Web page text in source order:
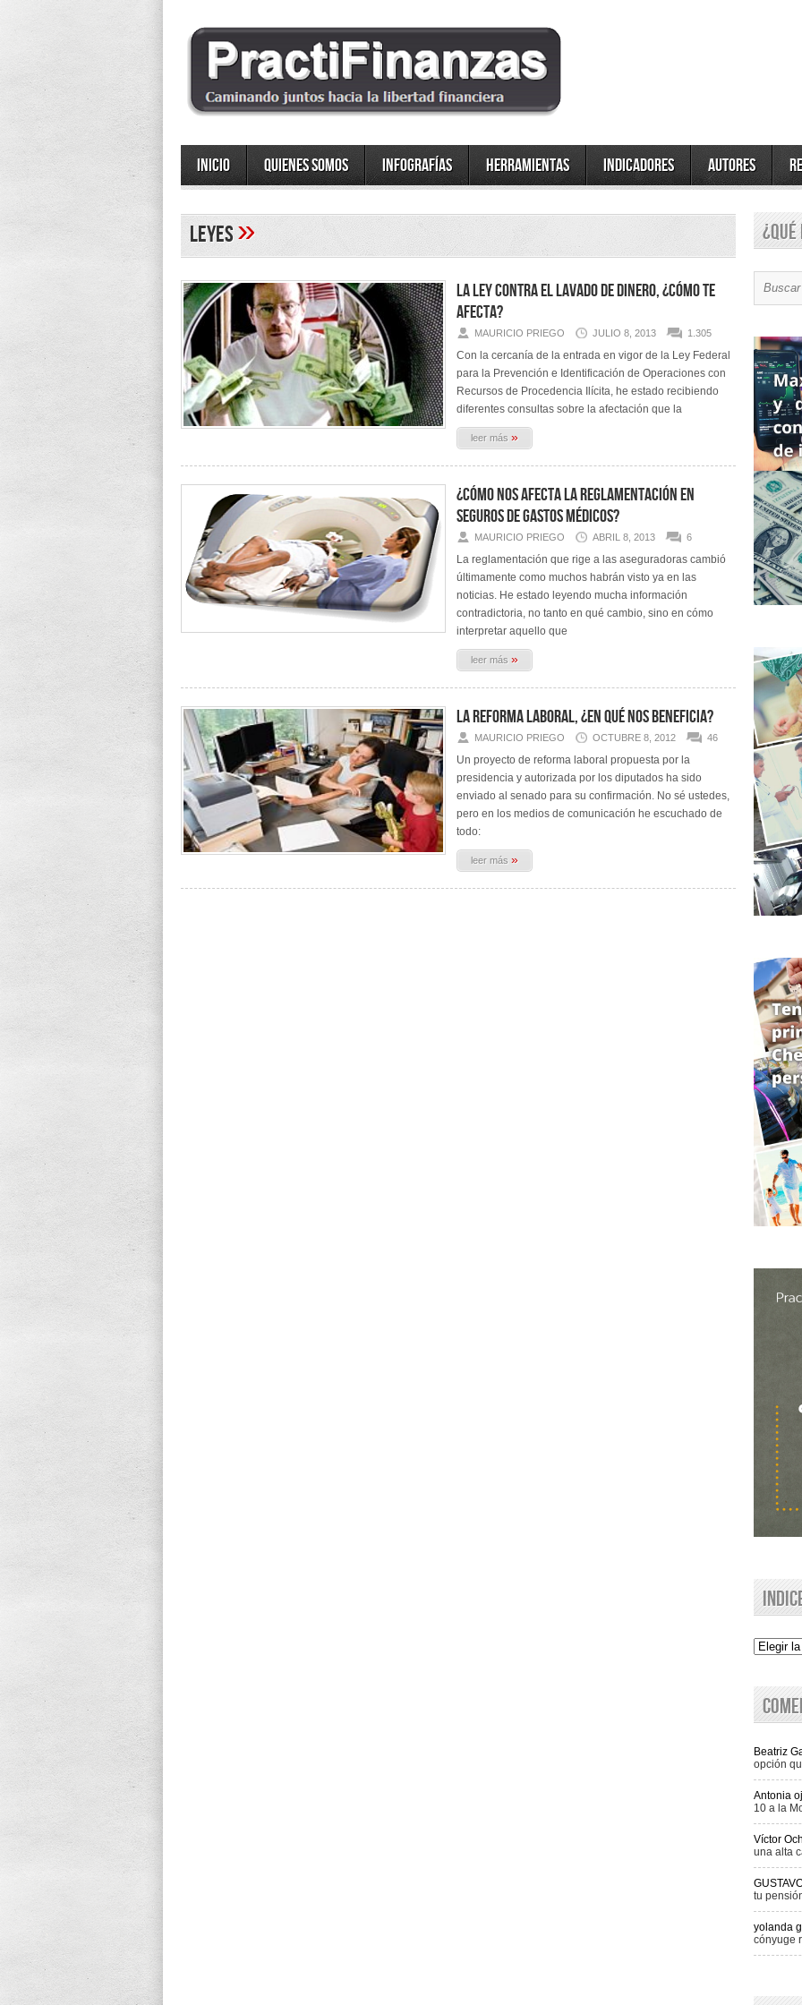
Inicio Quienes somos Infografías Herramientas Indicadores Autores
leyes»
La Ley contra el Lavado de Dinero, ¿Cómo te
afecta?
MAURICIO PRIEGO JULIO 8, 2013 1.305
Con la cercanía de la entrada en vigor de la Ley Federal
para la Prevención e Identificación de Operaciones con
Recursos de Procedencia Ilícita, he estado recibiendo
diferentes consultas sobre la afectación que la
leer más »
¿Cómo nos afecta la reglamentación en
seguros de gastos médicos?
MAURICIO PRIEGO ABRIL 8, 2013 6
La reglamentación que rige a las aseguradoras cambió
últimamente como muchos habrán visto ya en las
noticias. He estado leyendo mucha información
contradictoria, no tanto en qué cambio, sino en cómo
interpretar aquello que
leer más »
La reforma laboral, ¿en qué nos beneficia?
MAURICIO PRIEGO OCTUBRE 8, 2012 46
Un proyecto de reforma laboral propuesta por la
presidencia y autorizada por los diputados ha sido
enviado al senado para su confirmación. No sé ustedes,
pero en los medios de comunicación he escuchado de
todo:
leer más »
Indice
Beatriz
opción
Antonia
10 a la
Víctor
una alta
tu
yolanda
cónyuge